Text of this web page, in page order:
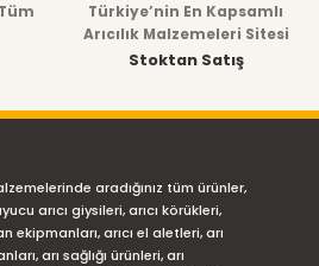
Türkiye’nin En Kapsamlı
Arıcılık Malzemeleri Sitesi
Stoktan Satış
aradığınız tüm ürünler,
arıcı giysileri, arıcı körükleri,
arıcı el aletleri, arı
arı sağlığı ürünleri, arı